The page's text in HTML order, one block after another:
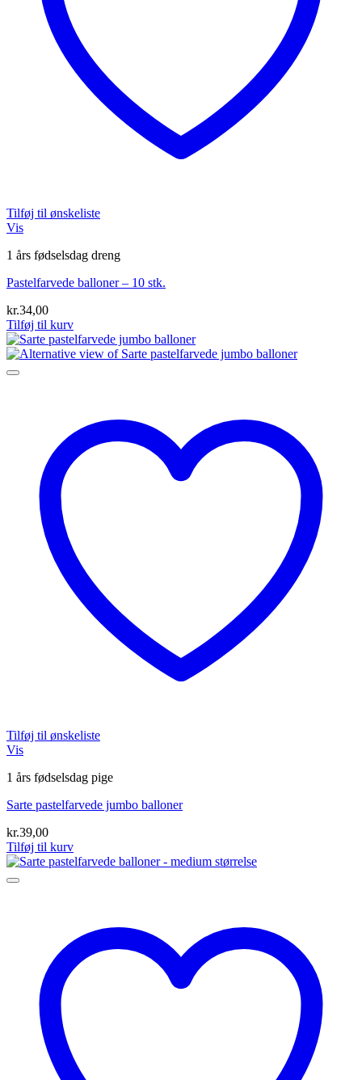
Tilføj til ønskeliste
Vis
1 års fødselsdag dreng
Pastelfarvede balloner – 10 stk.
kr.34,00
Tilføj til kurv
Tilføj til ønskeliste
Vis
1 års fødselsdag pige
Sarte pastelfarvede jumbo balloner
kr.39,00
Tilføj til kurv